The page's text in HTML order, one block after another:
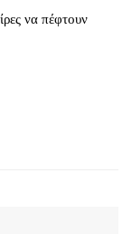
να πέφτουν